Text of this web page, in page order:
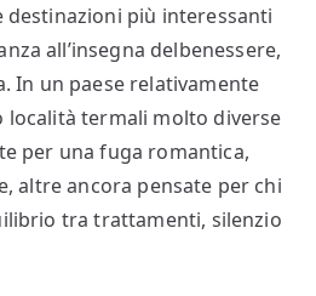
destinazioni più interessanti
all’insegna delbenessere,
In un paese relativamente
località termali molto diverse
per una fuga romantica,
altre ancora pensate per chi
tra trattamenti, silenzio